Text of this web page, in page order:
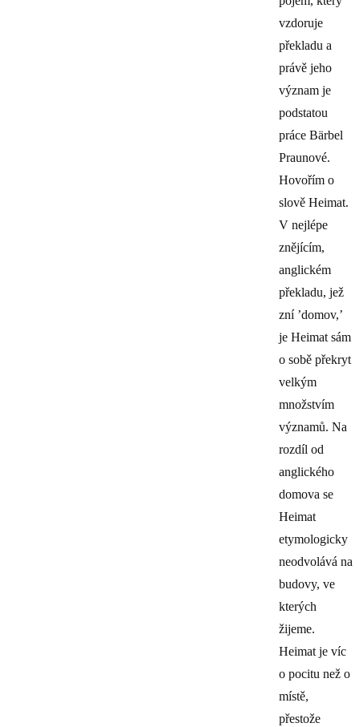
vzdoruje
překladu a
právě jeho
význam je
podstatou
práce Bärbel
Praunové.
Hovořím o
slově Heimat.
V nejlépe
znějícím,
anglickém
překladu, jež
zní ’domov,’
je Heimat sám
o sobě překryt
velkým
množstvím
významů. Na
rozdíl od
anglického
domova se
Heimat
etymologicky
neodvolává na
budovy, ve
kterých
žijeme.
Heimat je víc
o pocitu než o
místě,
přestože